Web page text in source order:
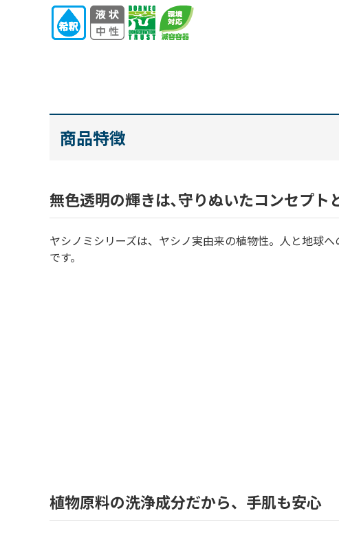
商品特徴
無色透明の輝きは､守りぬいたコンセプト
ヤシノミシリーズは、ヤシノ実由来の植物性。人と地球
です。
植物原料の洗浄成分だから、手肌も安心